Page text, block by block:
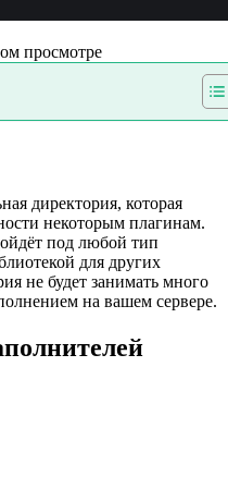
просмотре
директория, которая
некоторым плагинам.
под любой тип
для других
не будет занимать много
на вашем сервере.